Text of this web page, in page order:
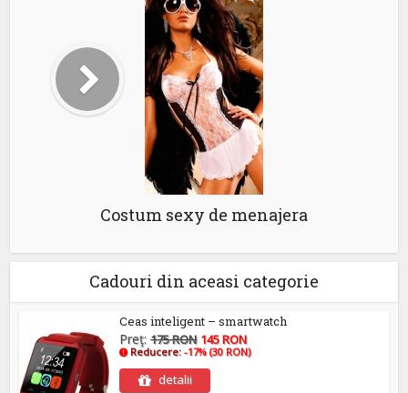
Costum sexy de menajera
Cadouri din aceasi categorie
Ceas inteligent – smartwatch
Preţ:175 RON 145 RON
Reducere:-17% (30 RON)
detalii